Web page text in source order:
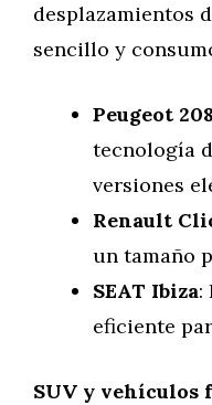
desplazamientos
sencillo y
Peugeot 208
tecnología
versiones
Renault
un tamaño
SEAT Ibiza:
eficiente
SUV y vehículos